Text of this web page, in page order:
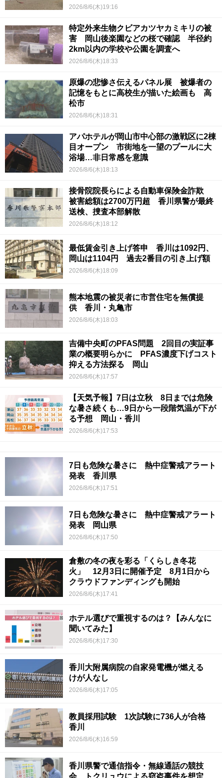
2026/8/6(木)19:16
特定外来生物クビアカツヤカミキリの被
害 岡山後楽園などの桜で確認 半径約
2km以内の学校や公園を調査へ
2026/8/6(木)18:33
原爆の悲惨さ伝えるパネル展 被爆者の
記憶をもとに高校生が描いた絵画も 高
松市
2026/8/6(木)18:31
アパホテルが岡山市中心部の激戦区に2棟
目オープン 市街地を一望のプールに大
浴場…非日常感を意識
2026/8/6(木)18:13
接骨院院長らによる自動車保険金詐欺
被害総額は2700万円超 香川県警が最終
送検、捜査本部解散
2026/8/6(木)18:12
最低賃金引き上げ答申 香川は1092円、
岡山は1104円 過去2番目の引き上げ額
2026/8/6(木)18:09
熊本地震の被災者に市営住宅を無償提
供 香川・丸亀市
2026/8/6(木)18:03
吉備中央町のPFAS問題 2回目の実証事
業の概要明らかに PFAS濃度下げコスト
抑える方法探る 岡山
2026/8/6(木)17:57
【天気予報】7日は立秋 8日までは危険
な暑さ続くも…9日から一段階気温が下が
る予想 岡山・香川
2026/8/6(木)17:53
7日も危険な暑さに 熱中症警戒アラート
発表 香川県
2026/8/6(木)17:51
7日も危険な暑さに 熱中症警戒アラート
発表 岡山県
2026/8/6(木)17:50
倉敷の冬の夜を彩る「くらしき冬花
火」 12月3日に開催予定 8月1日から
クラウドファンディングも開始
2026/8/6(木)17:41
ホテル選びで重視するのは？【みんなに
聞いてみた】
2026/8/6(木)17:30
香川大附属病院の自家発電機が燃える
けが人なし
2026/8/6(木)17:05
教員採用試験 1次試験に736人が合格
香川
2026/8/6(木)16:59
香川県警で通信指令・無線通話の競技
会 トクリュウによる窃盗事件を想定